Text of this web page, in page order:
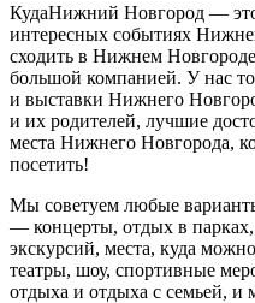
КудаНижний Новгород —
интересных событиях
сходить в Нижнем
большой компанией. У нас
и выставки Нижнего
и их родителей, лучшие
места Нижнего Новгорода,
посетить!
Мы советуем любые
— концерты, отдых в парках,
экскурсий, места, куда
театры, шоу, спортивные
отдыха и отдыха с семьей, и